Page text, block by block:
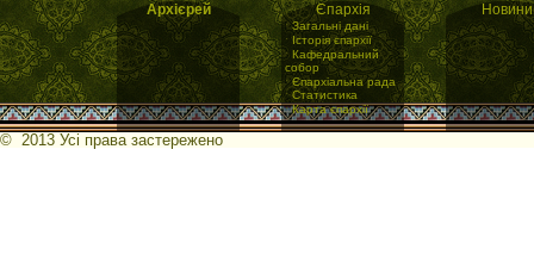
Архієрей Єпархія
·Загальні дані
·Історія єпархії
·Кафедральний
собор
·Єпархіальна рада
·Статистика
·Карта єпархії
Новини
© 2013 Усі права застережено